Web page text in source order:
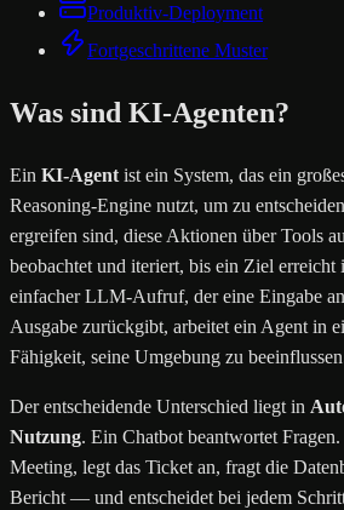
Produktiv-Deployment
Fortgeschrittene Muster
Was sind KI-Agenten?
Ein KI-Agent ist ein System, das ein
Reasoning-Engine nutzt, um zu
ergreifen sind, diese Aktionen über Tools
beobachtet und iteriert, bis ein Ziel erreicht
einfacher LLM-Aufruf, der eine Eingabe
Ausgabe zurückgibt, arbeitet ein Agent in
Fähigkeit, seine Umgebung zu
Der entscheidende Unterschied liegt in
Nutzung. Ein Chatbot beantwortet
Meeting, legt das Ticket an, fragt die
Bericht — und entscheidet bei jedem